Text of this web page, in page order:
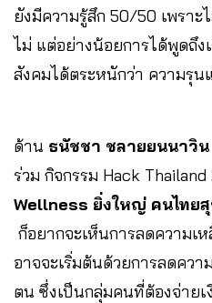
ยังมีความรู้สึก 50/50 เพราะ
ไม่ แต่อย่างน้อยการได้พูดถึง
สังคมได้ตระหนักว่า ความรุน
ด้าน ธนัชชา ชลายยนนาวิน
ร่วม กิจกรรม Hack
Wellness ยิ่งใหญ่ คนไทย
ก็อยากจะเห็นการลดความเ
อาจจะเริ่มต้นด้วยการลดควา
ตน ซึ่งเป็นกลุ่มคนที่ต้องจ่ายเ